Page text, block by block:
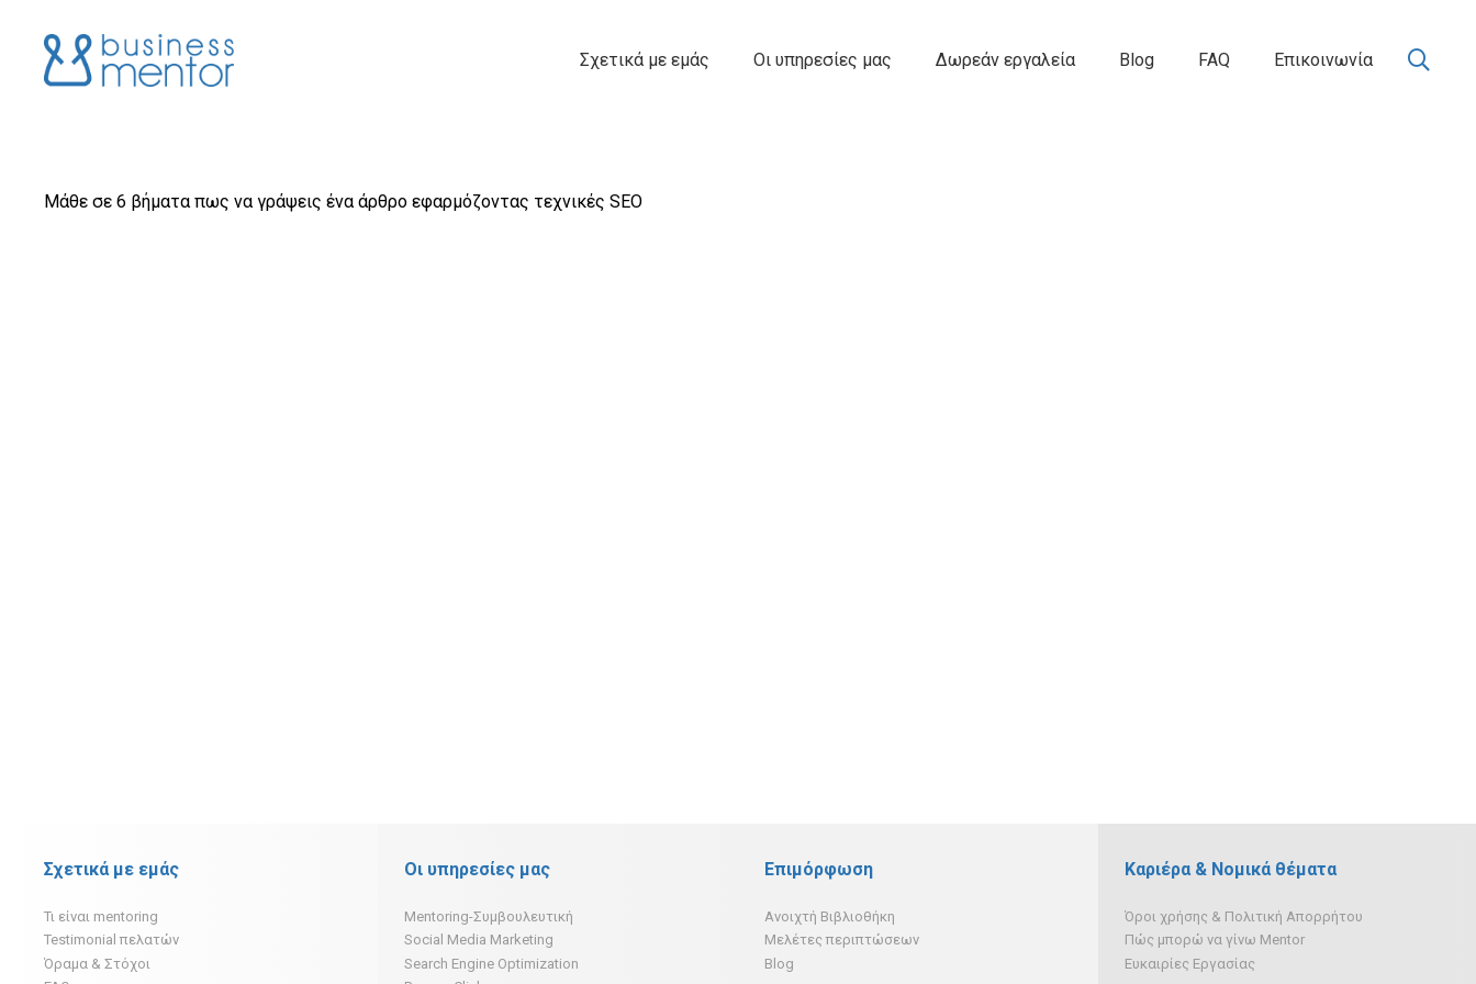
Σχετικά με εμάς Οι υπηρεσίες μας Δωρεάν εργαλεία Blog FAQ Επικοινωνία
Μάθε σε 6 βήματα πως να γράψεις ένα άρθρο εφαρμόζοντας τεχνικές SEO
Σχετικά με εμάς
Τι είναι mentoring
Testimonial πελατών
Όραμα & Στόχοι
Οι υπηρεσίες μας
Mentoring-Συμβουλευτική
Social Media Marketing
Search Engine Optimization
Επιμόρφωση
Ανοιχτή Βιβλιοθήκη
Μελέτες περιπτώσεων
Blog
Καριέρα & Νομικά θέματα
Όροι χρήσης & Πολιτική Απορρήτου
Πώς μπορώ να γίνω Mentor
Ευκαιρίες Εργασίας